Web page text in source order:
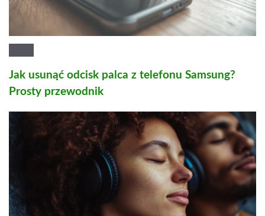
Jak usunąć odcisk palca z telefonu Samsung?
Prosty przewodnik